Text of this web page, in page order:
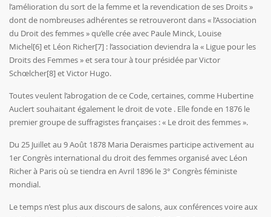
l’amélioration du sort de la femme et la revendication de ses Droits »
dont de nombreuses adhérentes se retrouveront dans « l’Association
du Droit des femmes » qu’elle crée avec Paule Minck, Louise
Michel[6]et Léon Richer[7] : l’association deviendra la « Ligue pour les
Droits des Femmes » et sera tour à tour présidée par Victor
Schœlcher[8]et Victor Hugo.
Toutes veulent l’abrogation de ce Code, certaines, comme Hubertine
Auclert souhaitant également le droit de vote . Elle fonde en 1876 le
premier groupe de suffragistes françaises : « Le droit des femmes ».
Du 25 Juillet au 9 Août 1878 Maria Deraismes participe activement au
1er Congrès international du droit des femmes organisé avec Léon
Richer à Paris où se tiendra en Avril 1896 le 3° Congrès féministe
mondial.
Le temps n’est plus aux discours de salons, aux conférences voire aux